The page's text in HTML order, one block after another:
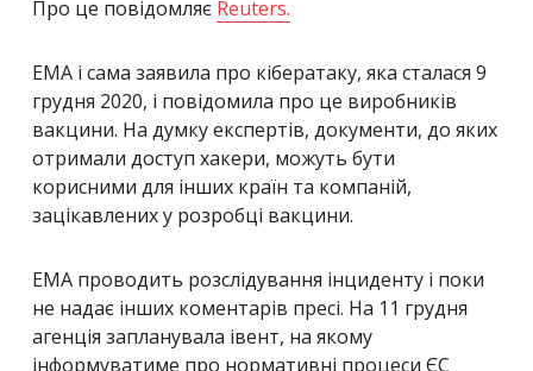
Про це повідомляє Reuters.
EMA і сама заявила про кібератаку, яка сталася 9
грудня 2020, і повідомила про це виробників
вакцини. На думку експертів, документи, до яких
отримали доступ хакери, можуть бути
корисними для інших країн та компаній,
зацікавлених у розробці вакцини.
EMA проводить розслідування інциденту і поки
не надає інших коментарів пресі. На 11 грудня
агенція запланувала івент, на якому
інформуватиме про нормативні процеси ЄС